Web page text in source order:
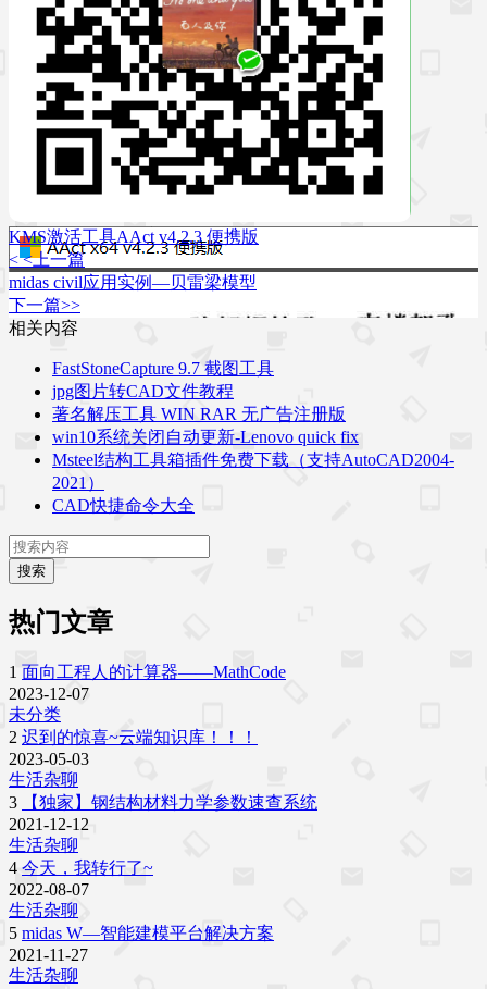
KMS激活工具AAct v4.2.3 便携版
< <上一篇
midas civil应用实例—贝雷梁模型
下一篇>>
相关内容
FastStoneCapture 9.7 截图工具
jpg图片转CAD文件教程
著名解压工具 WIN RAR 无广告注册版
win10系统关闭自动更新-Lenovo quick fix
Msteel结构工具箱插件免费下载（支持AutoCAD2004-
2021）
CAD快捷命令大全
搜索
热门文章
1 面向工程人的计算器——MathCode
2023-12-07
未分类
2 迟到的惊喜~云端知识库！！！
2023-05-03
生活杂聊
3
【独家】钢结构材料力学参数速查系统
2021-12-12
生活杂聊
4 今天，我转行了~
2022-08-07
生活杂聊
5 midas W—智能建模平台解决方案
2021-11-27
生活杂聊